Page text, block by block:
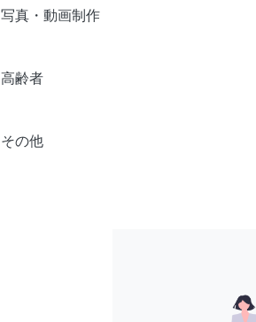
写真・動画制作
高齢者
その他